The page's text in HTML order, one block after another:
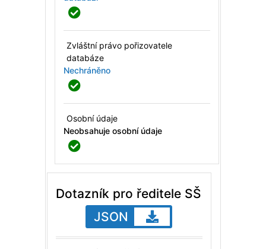
Zvláštní právo pořizovatele
databáze
Nechráněno
Osobní údaje
Neobsahuje osobní údaje
Dotazník pro ředitele SŠ
JSON